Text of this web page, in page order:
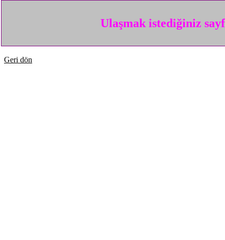
Ulaşmak istediğiniz
Geri dön